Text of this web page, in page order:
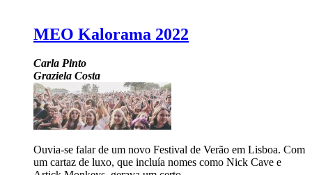
MEO Kalorama 2022
Carla Pinto
Graziela Costa
Ouvia-se falar de um novo Festival de Verão em Lisboa. Com
um cartaz de luxo, que incluía nomes como Nick Cave e